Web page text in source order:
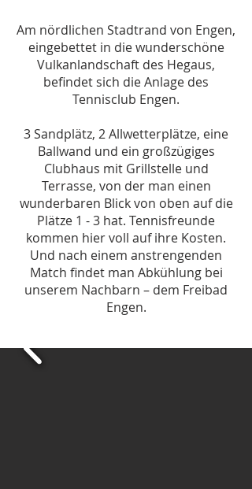
Am nördlichen Stadtrand von Engen,
eingebettet in die wunderschöne
Vulkanlandschaft des Hegaus,
befindet sich die Anlage des
Tennisclub Engen.
3 Sandplätz, 2 Allwetterplätze, eine
Ballwand und ein großzügiges
Clubhaus mit Grillstelle und
Terrasse, von der man einen
wunderbaren Blick von oben auf die
Plätze 1 - 3 hat. Tennisfreunde
kommen hier voll auf ihre Kosten.
Und nach einem anstrengenden
Match findet man Abkühlung bei
unserem Nachbarn – dem Freibad
Engen.